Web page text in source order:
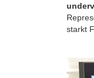
starkt